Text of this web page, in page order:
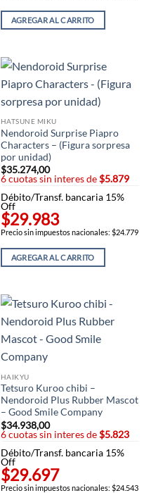
AGREGAR AL CARRITO
HATSUNE MIKU
Nendoroid Surprise Piapro
Characters – (Figura sorpresa
por unidad)
$35.274,00
6 cuotas sin interes de$5.879
Débito/Transf. bancaria 15%
Off
$29.983
Precio sin impuestos nacionales: $24.779
AGREGAR AL CARRITO
HAIKYU
Tetsuro Kuroo chibi –
Nendoroid Plus Rubber Mascot
– Good Smile Company
$34.938,00
6 cuotas sin interes de$5.823
Débito/Transf. bancaria 15%
Off
$29.697
Precio sin impuestos nacionales: $24.543